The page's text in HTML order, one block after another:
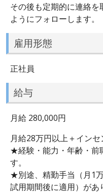
その後も定期的に連絡
ようにフォローします。
雇用形態
正社員
給与
月給 280,000円
月給28万円以上＋イン
★経験・能力・年齢・前
す。
★別途、精勤手当（月1
試用期間後に適用）があ